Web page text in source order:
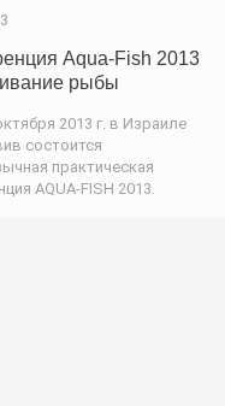
Aqua-Fish 2013
рыбы
2013 г. в Израиле
состоится
практическая
AQUA-FISH 2013.